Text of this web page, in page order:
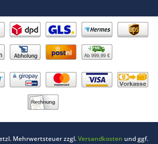
Ab 999,99 €
Mehrwertsteuer zzgl.Versandkosten und ggf.